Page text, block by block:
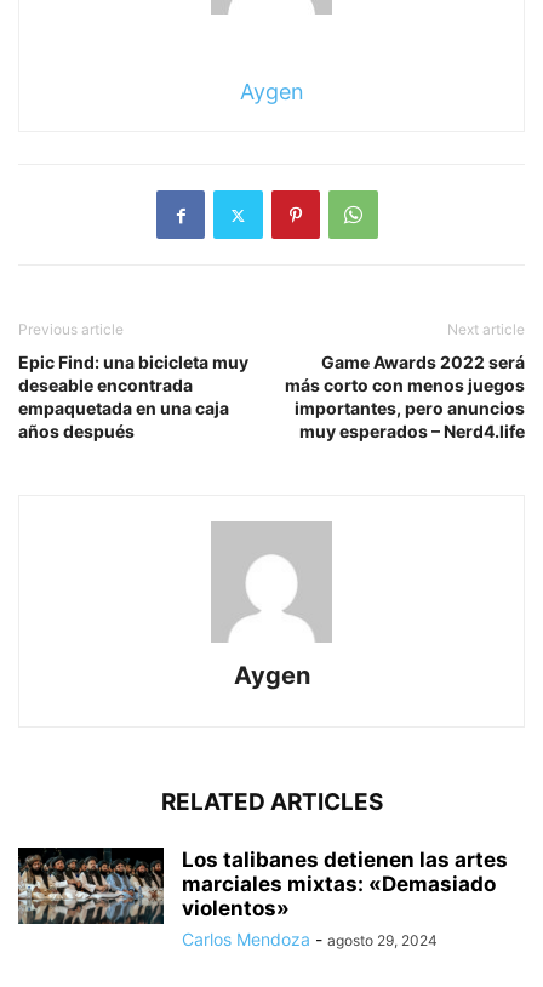
Aygen
Previous article
Epic Find: una bicicleta muy
deseable encontrada
empaquetada en una caja
años después
Next article
Game Awards 2022 será
más corto con menos juegos
importantes, pero anuncios
muy esperados – Nerd4.life
Aygen
RELATED ARTICLES
Los talibanes detienen las artes
marciales mixtas: «Demasiado
violentos»
Carlos Mendoza - agosto 29, 2024